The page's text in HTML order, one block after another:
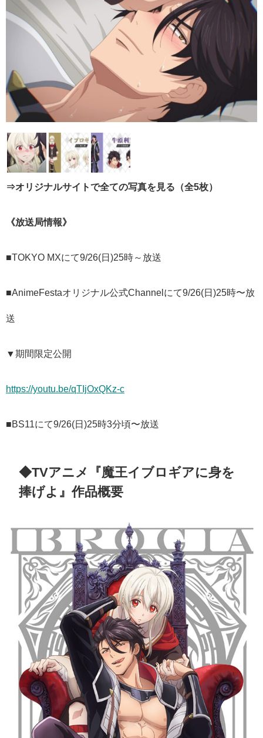
⇒オリジナルサイトで全ての写真を見る（全5枚）
《放送局情報》
■TOKYO MXにて9/26(日)25時～放送
■AnimeFestaオリジナル公式Channelにて9/26(日)25時〜放
送
▼期間限定公開
https://youtu.be/qTIjOxQKz-c
■BS11にて9/26(日)25時3分頃〜放送
◆​TVアニメ『魔王イブロギアに身を
捧げよ』作品概要